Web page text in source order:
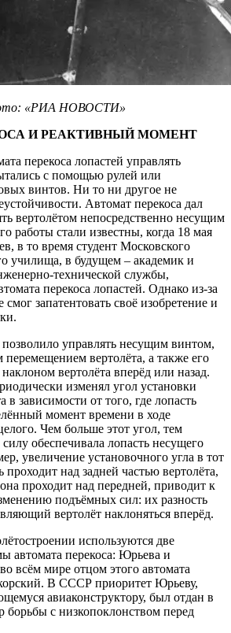
«РИА НОВОСТИ»
И РЕАКТИВНЫЙ МОМЕНТ
перекоса лопастей управлять
с помощью рулей или
винтов. Ни то ни другое не
Автомат перекоса дал
вертолётом непосредственно несущим
работы стали известны, когда 18 мая
в то время студент Московского
училища, в будущем – академик и
технической службы,
перекоса лопастей. Однако из-за
смог запатентовать своё изобретение и
управлять несущим винтом,
перемещением вертолёта, а также его
вертолёта вперёд или назад.
изменял угол установки
в зависимости от того, где лопасть
момент времени в ходе
Чем больше этот угол, тем
обеспечивала лопасть несущего
увеличение установочного угла в тот
проходит над задней частью вертолёта,
проходит над передней, приводит к
подъёмных сил: их разность
вертолёт наклоняться вперёд.
используются две
автомата перекоса: Юрьева и
всём мире отцом этого автомата
В СССР приоритет Юрьеву,
авиаконструктору, был отдан в
борьбы с низкопоклонством перед